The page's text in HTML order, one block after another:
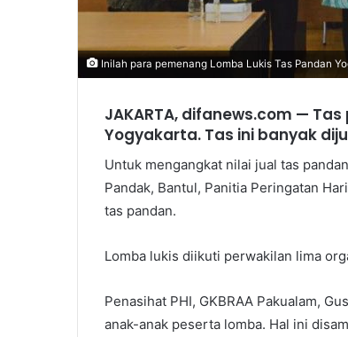
Inilah para pemenang Lomba Lukis Tas Pandan
JAKARTA, difanews.com —
Yogyakarta. Tas ini banyak
Untuk mengangkat nilai jual tas
Pandak, Bantul, Panitia Peringatan
tas pandan.
Lomba lukis diikuti perwakilan lima
Penasihat PHI, GKBRAA Pakualam,
anak-anak peserta lomba. Hal ini